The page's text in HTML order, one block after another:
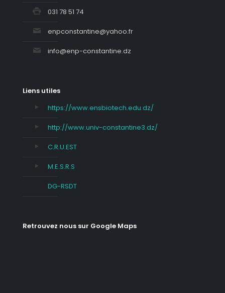
031 78 51 74
enpconstantine@yahoo.fr
info@enp-constantine.dz
Liens utiles
https://www.ensbiotech.edu.dz/
http://www.univ-constantine3.dz/
C.R.U.EST
M.E.S.R.S
DG-RSDT
Retrouvez nous sur Google Maps